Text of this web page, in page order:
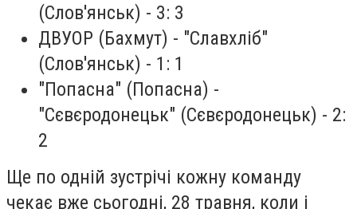
(Слов'янськ) - 3: 3
ДВУОР (Бахмут) - "Славхліб"
(Слов'янськ) - 1: 1
"Попасна" (Попасна) -
"Сєвєродонецьк" (Сєвєродонецьк) - 2:
2
Ще по одній зустрічі кожну команду
чекає вже сьогодні, 28 травня, коли і